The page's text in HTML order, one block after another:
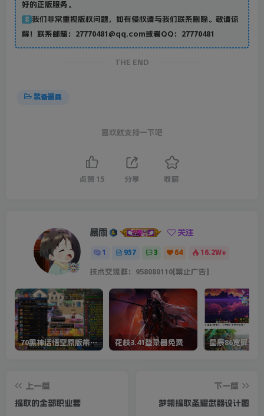
好的正版服务。
8 我们非常重视版权问题，如有侵权请与我们联系删除。敬请谅
解！联系邮箱：27770481@qq.com或者QQ：27770481
THE END
装备道具
喜欢就支持一下吧
点赞 15 分享 收藏
暴雨 关注
1 957 3 64 16.2W+
技术交流群：958080110[禁止广告]
70黑神话悟空原版带cdk等全套文件 花枝3.41登录器免费 星辰86宽屏全套
上一篇
提取的全部职业套
下一篇
梦翎提取圣耀武器设计图